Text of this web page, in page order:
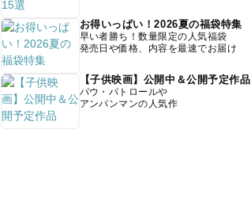
お得いっぱい！2026夏の福袋特集
早い者勝ち！数量限定の人気福袋
発売日や価格、内容を最速でお届け
【子供映画】公開中＆公開予定作品
パウ・パトロールや
アンパンマンの人気作